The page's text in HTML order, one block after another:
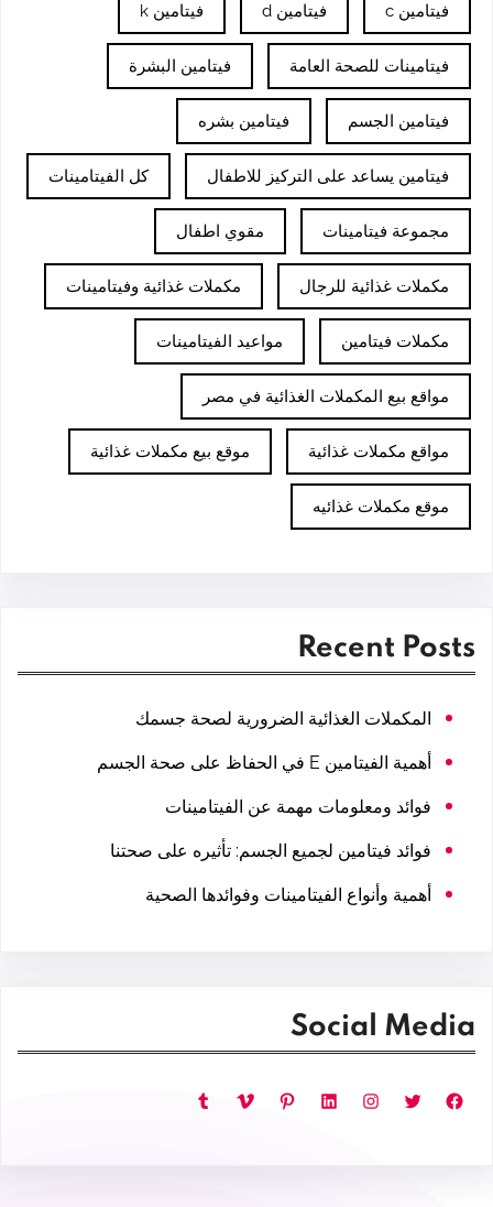
فيتامين c فيتامين d فيتامين k
فيتامينات للصحة العامة فيتامين البشرة
فيتامين الجسم فيتامين بشره
فيتامين يساعد على التركيز للاطفال كل الفيتامينات
مجموعة فيتامينات مقوي اطفال
مكملات غذائية للرجال مكملات غذائية وفيتامينات
مكملات فيتامين مواعيد الفيتامينات
مواقع بيع المكملات الغذائية في مصر
مواقع مكملات غذائية موقع بيع مكملات غذائية
موقع مكملات غذائيه
Recent Posts
المكملات الغذائية الضرورية لصحة جسمك
أهمية الفيتامين E في الحفاظ على صحة الجسم
فوائد ومعلومات مهمة عن الفيتامينات
فوائد فيتامين لجميع الجسم: تأثيره على صحتنا
أهمية وأنواع الفيتامينات وفوائدها الصحية
Social Media
فيسبوك تويتر إنستجرام لينكد إن بينتريست فيميو تمبلر